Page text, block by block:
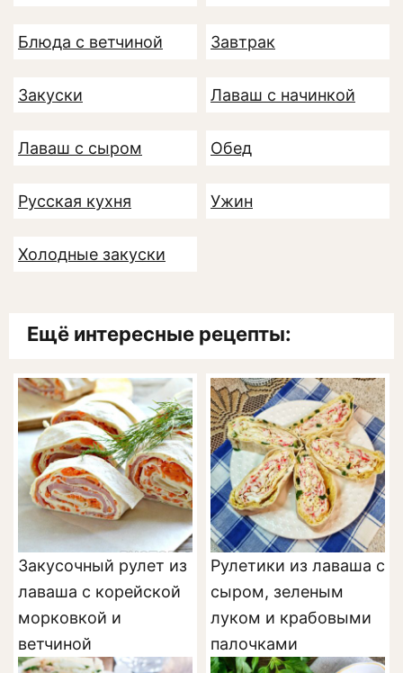
Блюда с ветчиной Завтрак
Закуски Лаваш с начинкой
Лаваш с сыром Обед
Русская кухня Ужин
Холодные закуски
Ещё интересные рецепты:
Закусочный рулет из
лаваша с корейской
морковкой и
ветчиной
Рулетики из лаваша с
сыром, зеленым
луком и крабовыми
палочками